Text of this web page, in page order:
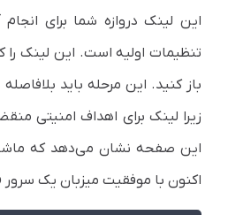
تنظیمات اولیه است. این لینک را
باز کنید. این مرحله باید
زیرا لینک برای اهداف امنیتی
این صفحه نشان می‌دهد که
اکنون با موفقیت میزبان یک سرور Zulip فعال است.